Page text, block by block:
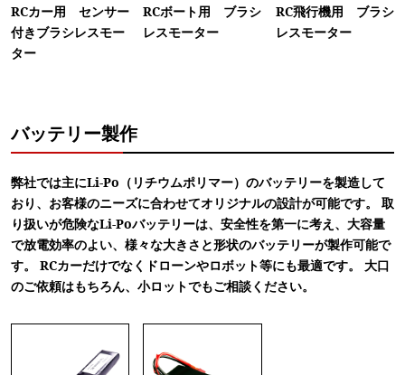
RCカー用 センサー
付きブラシレスモー
ター
RCボート用 ブラシ
レスモーター
RC飛行機用 ブラシ
レスモーター
バッテリー製作
弊社では主にLi-Po（リチウムポリマー）のバッテリーを製造して
おり、お客様のニーズに合わせてオリジナルの設計が可能です。 取
り扱いが危険なLi-Poバッテリーは、安全性を第一に考え、大容量
で放電効率のよい、様々な大きさと形状のバッテリーが製作可能で
す。 RCカーだけでなくドローンやロボット等にも最適です。 大口
のご依頼はもちろん、小ロットでもご相談ください。